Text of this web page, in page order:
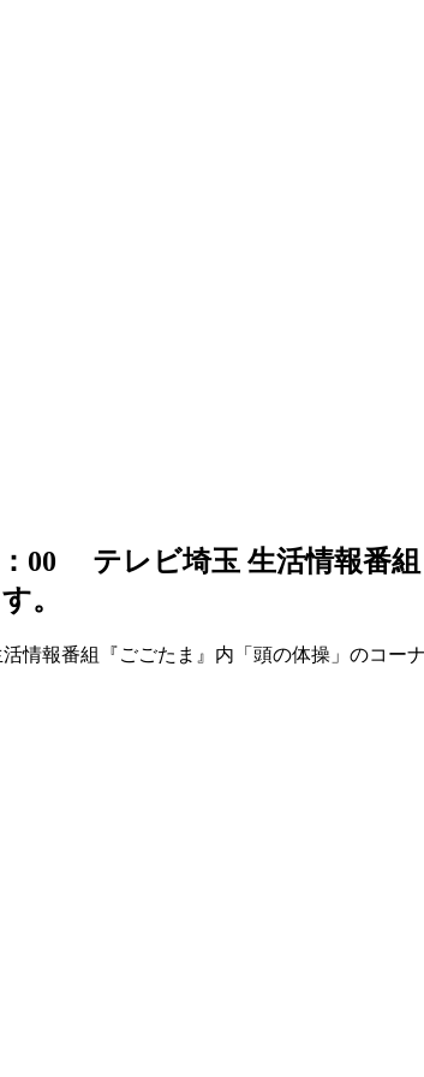
00 テレビ埼玉 生活情報番
。
報番組『ごごたま』内「頭の体操」のコー